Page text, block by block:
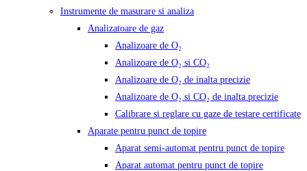
Instrumente de masurare si analiza
Analizatoare de gaz
Analizoare de O₂
Analizoare de O₂ si CO₂
Analizoare de O₂ de inalta precizie
Analizoare de O₂ si CO₂ de inalta precizie
Calibrare si reglare cu gaze de testare certificate
Aparate pentru punct de topire
Aparat semi-automat pentru punct de topire
Aparat automat pentru punct de topire